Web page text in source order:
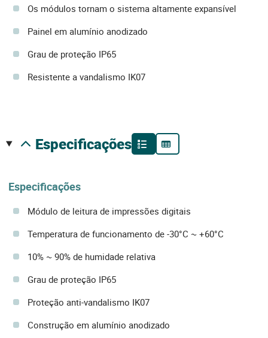
Os módulos tornam o sistema altamente expansível
Painel em alumínio anodizado
Grau de proteção IP65
Resistente a vandalismo IK07
especificações
Especificações
Módulo de leitura de impressões digitais
Temperatura de funcionamento de -30°C ~ +60°C
10% ~ 90% de humidade relativa
Grau de proteção IP65
Proteção anti-vandalismo IK07
Construção em alumínio anodizado